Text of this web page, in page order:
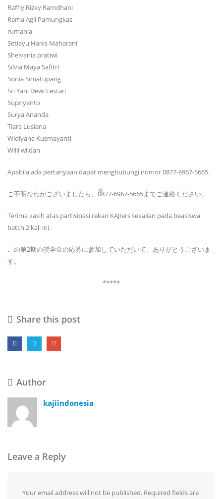
Raffly Rizky Ramdhani
Rama Agil Pamungkas
rumania
Setiayu Hanis Maharani
Shelvania pratiwi
Silvia Maya Safitri
Sonia Simatupang
Sri Yani Dewi Lestari
Supriyanto
Surya Ananda
Tiara Lusiana
Widiyana Kusmayanti
Willi wildan
Apabila ada pertanyaan dapat menghubungi nomor 0877-6967-5665.
ご不明な点がございましたら、0877-6967-5665までご連絡ください。
Terima kasih atas partisipasi rekan KAJIers sekalian pada beasiswa
batch 2 kali ini.
この第2期の奨学金の応募に参加していただいて、ありがとうございま
す。
*****
Share this post
Author
kajiindonesia
Leave a Reply
Your email address will not be published. Required fields are